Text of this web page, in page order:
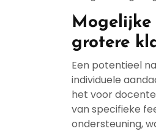
grotere
Een potentieel
individuele
het voor
van specifieke
ondersteuning,